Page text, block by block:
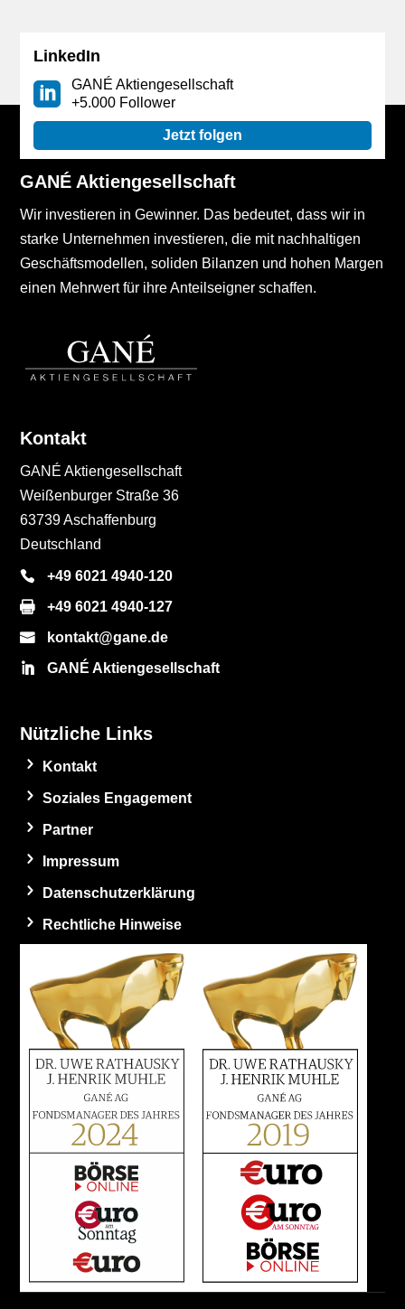
LinkedIn
GANÉ Aktiengesellschaft
+5.000 Follower
Jetzt folgen
GANÉ Aktiengesellschaft
Wir investieren in Gewinner. Das bedeutet, dass wir in
starke Unternehmen investieren, die mit nachhaltigen
Geschäftsmodellen, soliden Bilanzen und hohen Margen
einen Mehrwert für ihre Anteilseigner schaffen.
Kontakt
GANÉ Aktiengesellschaft
Weißenburger Straße 36
63739 Aschaffenburg
Deutschland
+49 6021 4940-120
+49 6021 4940-127
kontakt@gane.de
GANÉ Aktiengesellschaft
Nützliche Links
Kontakt
Soziales Engagement
Partner
Impressum
Datenschutzerklärung
Rechtliche Hinweise